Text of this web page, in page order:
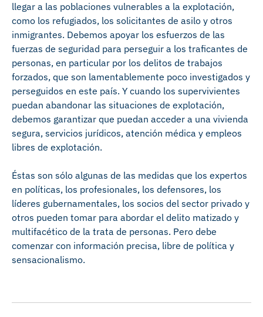
llegar a las poblaciones vulnerables a la explotación,
como los refugiados, los solicitantes de asilo y otros
inmigrantes. Debemos apoyar los esfuerzos de las
fuerzas de seguridad para perseguir a los traficantes de
personas, en particular por los delitos de trabajos
forzados, que son lamentablemente poco investigados y
perseguidos en este país. Y cuando los supervivientes
puedan abandonar las situaciones de explotación,
debemos garantizar que puedan acceder a una vivienda
segura, servicios jurídicos, atención médica y empleos
libres de explotación.
Éstas son sólo algunas de las medidas que los expertos
en políticas, los profesionales, los defensores, los
líderes gubernamentales, los socios del sector privado y
otros pueden tomar para abordar el delito matizado y
multifacético de la trata de personas. Pero debe
comenzar con información precisa, libre de política y
sensacionalismo.